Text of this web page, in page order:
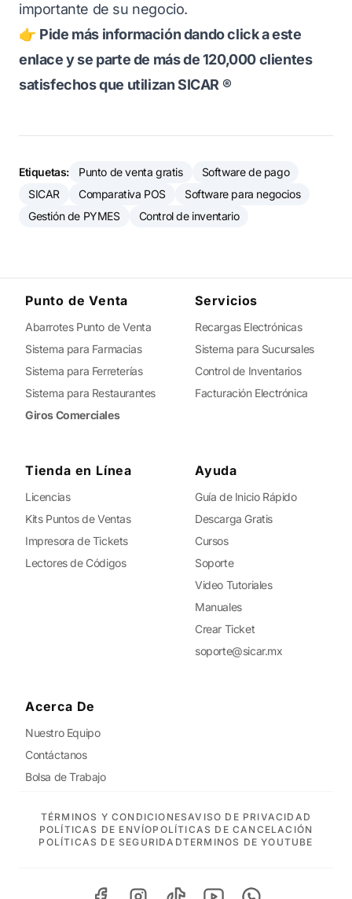
importante de su negocio.
👉 Pide más información dando click a este
enlace y se parte de más de 120,000 clientes
satisfechos que utilizan SICAR ®
Etiquetas: Punto de venta gratis
Software de pago
SICAR
Comparativa POS
Software para negocios
Gestión de PYMES
Control de inventario
Punto de Venta
Abarrotes Punto de Venta
Sistema para Farmacias
Sistema para Ferreterías
Sistema para Restaurantes
Giros Comerciales
Servicios
Recargas Electrónicas
Sistema para Sucursales
Control de Inventarios
Facturación Electrónica
Tienda en Línea
Licencias
Kits Puntos de Ventas
Impresora de Tickets
Lectores de Códigos
Ayuda
Guía de Inicio Rápido
Descarga Gratis
Cursos
Soporte
Video Tutoriales
Manuales
Crear Ticket
soporte@sicar.mx
Acerca De
Nuestro Equipo
Contáctanos
Bolsa de Trabajo
TÉRMINOS Y CONDICIONESAVISO DE PRIVACIDAD
POLÍTICAS DE ENVÍOPOLÍTICAS DE CANCELACIÓN
POLÍTICAS DE SEGURIDADTERMINOS DE YOUTUBE